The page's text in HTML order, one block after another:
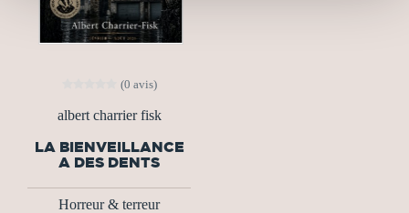
(0 avis)
albert charrier fisk
LA BIENVEILLANCE
A DES DENTS
Horreur & terreur